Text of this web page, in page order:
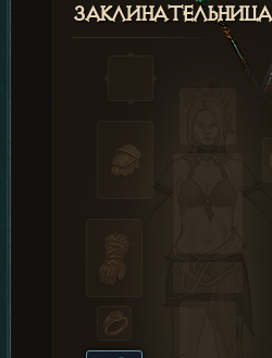
Заклинательница